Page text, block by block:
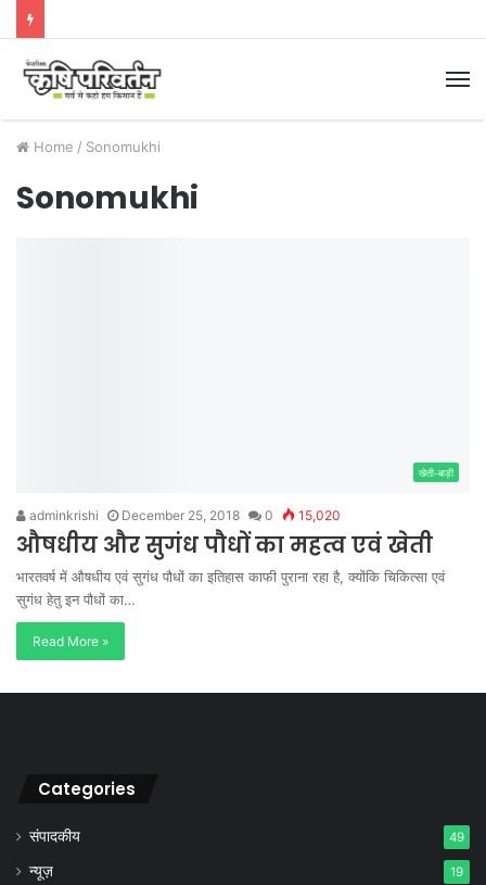
Home / Sonomukhi
Sonomukhi
खेती-बाड़ी
adminkrishi December 25, 2018 0 15,020
औषधीय और सुगंध पौधों का महत्व एवं खेती
भारतवर्ष में औषधीय एवं सुगंध पौधों का इतिहास काफी पुराना रहा है, क्योंकि चिकित्सा एवं
सुगंध हेतु इन पौधों का…
Read More »
Categories
संपादकीय 49
न्यूज़ 19